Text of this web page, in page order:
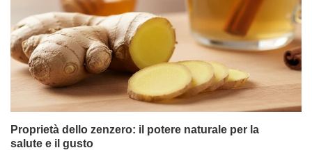
Proprietà dello zenzero: il potere naturale per la
salute e il gusto